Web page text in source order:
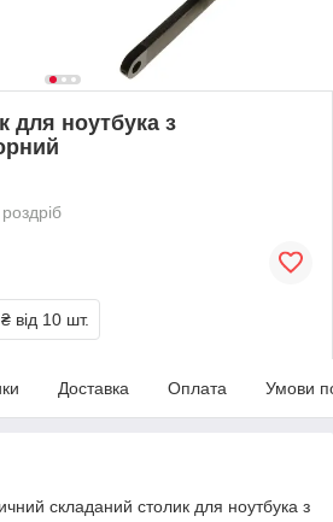
для ноутбука з
від 10 шт.
Доставка Оплата Умови
складаний столик для ноутбука з